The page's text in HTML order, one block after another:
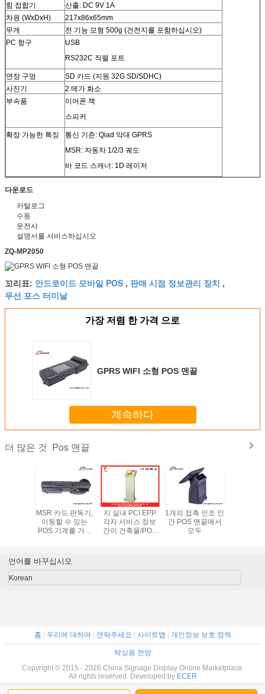
힘 접합기
산출: DC 9V 1A
차원 (WxDxH)
217x86x65mm
무게
전 기능 모형 500g (건전지를 포함하십시오)
PC 항구
USB
RS232C 직렬 포트
연장 구멍
SD 카드 (지원 32G SD/SDHC)
사진기
2 메가 화소
부속품
이어폰 잭
스피커
확장 가능한 특징
통신 기준: Qiad 악대 GPRS
MSR: 자동차 1/2/3 궤도
바 코드 스캐너: 1D 레이저
다운로드
카탈로그
수동
운전사
설명서를 서비스하십시오
ZQ-MP2050
꼬리표: 안드로이드 모바일 POS , 판매 시점 정보관리 장치 ,
무선 포스 터미날
가장 저렴 한 가격 으로
GPRS WIFI 소형 POS 맨끝
계속하다
더 많은 것 Pos 맨끝
MSR 카드 판독기,
이동할 수 있는
POS 기계를 가진
지 실내 PCI EPP
각자 서비스 정보
간이 건축물/POS
1개의 접촉 인조 인
간 POS 맨끝에서
모두
언어를 바꾸십시오
Korean
홈 우리에 대하여 연락주세요 사이트맵 개인정보 보호 정책
탁상용 전망
Copyright © 2015 - 2026 China Signage Display Online Marketplace.
All rights reserved. Developed by ECER